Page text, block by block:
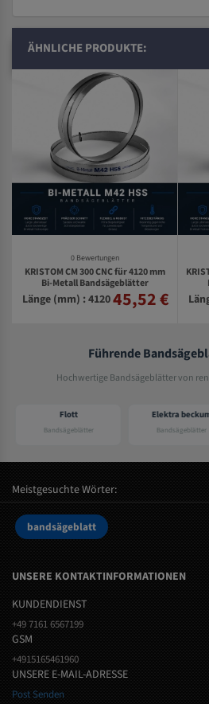
ÄHNLICHE PRODUKTE:
0 Bewertungen
KRISTOM CM 300 CNC für 4120 mm
Bi-Metall Bandsägeblätter
Länge (mm) : 412045,52 €
Führende
Hochwertige Bandsägeblätter von
Flott
Bandsägeblätter
Elektra beckum
Bandsägeblätter
Meistgesuchte Wörter:
bandsägeblatt
UNSERE KONTAKTINFORMATIONEN
KUNDENDIENST
+49 7161 6567199
GSM
+4915165461960
UNSERE E-MAIL-ADRESSE
Post Senden